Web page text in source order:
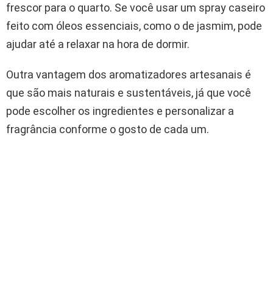
frescor para o quarto. Se você usar um spray caseiro
feito com óleos essenciais, como o de jasmim, pode
ajudar até a relaxar na hora de dormir.
Outra vantagem dos aromatizadores artesanais é
que são mais naturais e sustentáveis, já que você
pode escolher os ingredientes e personalizar a
fragrância conforme o gosto de cada um.